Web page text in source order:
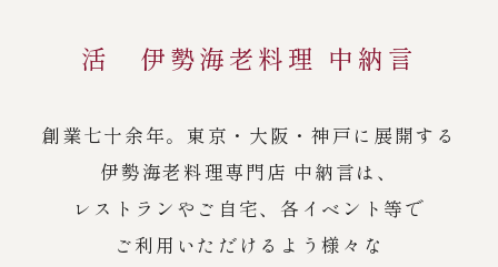
活 伊勢海老料理 中納言
創業七十余年。東京・大阪・神戸に展開する
伊勢海老料理専門店 中納言は、
レストランやご自宅、各イベント等で
ご利用いただけるよう様々な